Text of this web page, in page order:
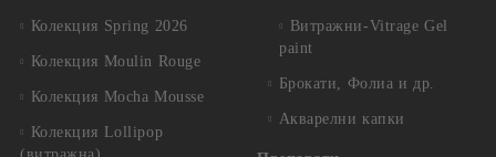
Колекция Spring 2026
Колекция Moulin Rouge
Колекция Mocha Mousse
Колекция Lollipop
Витражни-Vitrage Gel
paint
Брокати, Фолиа и др.
Акварелни капки